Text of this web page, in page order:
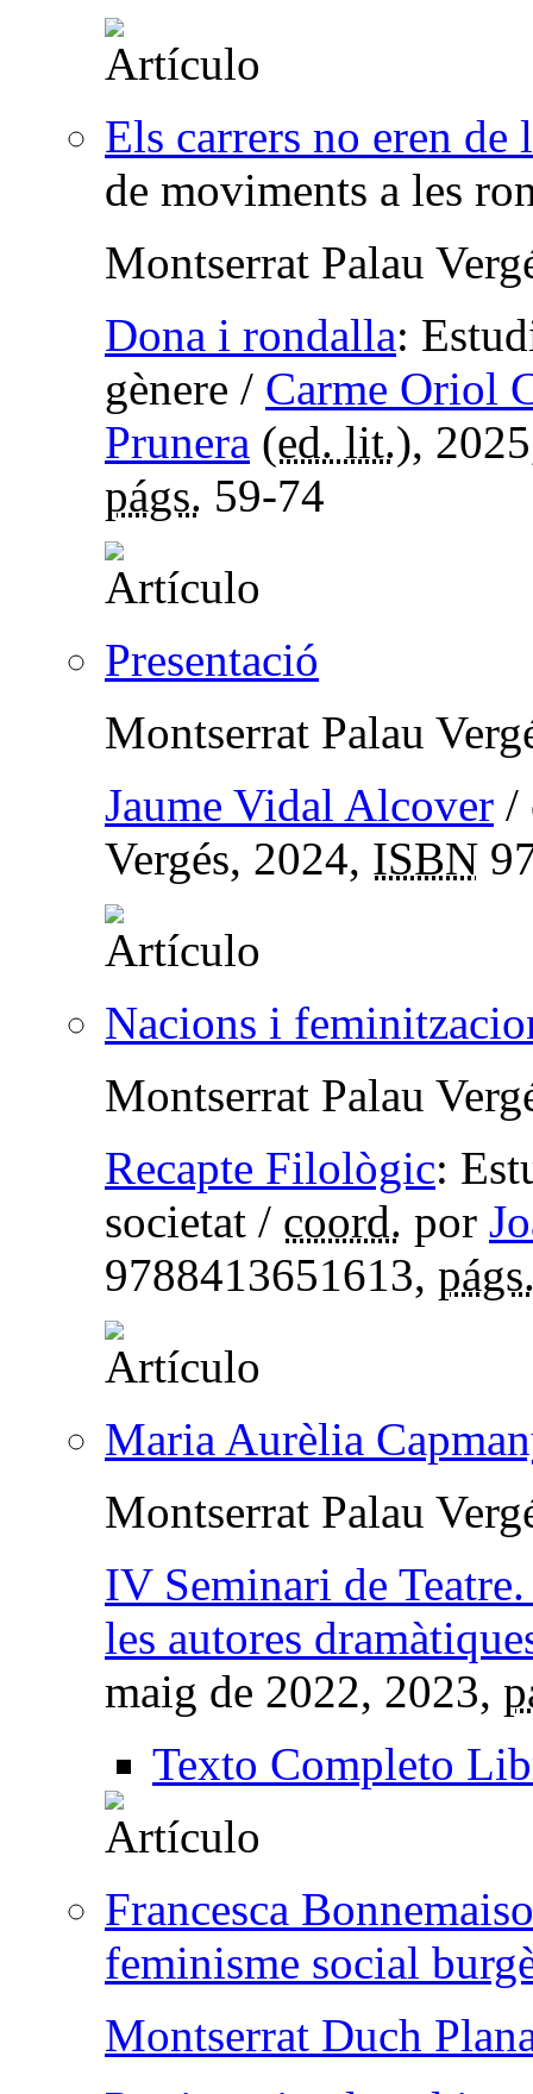
Els carrers no eren de
de moviments a les
Montserrat Palau
Dona i rondalla:
gènere / Carme Oriol
Prunera (ed. lit.),
págs. 59-74
Presentació
Montserrat Palau
Jaume Vidal Alcover /
Vergés, 2024, ISBN
Nacions i
Montserrat Palau
Recapte Filològic:
societat / coord. por
9788413651613,
Maria Aurèlia
Montserrat Palau
IV Seminari de
les autores
maig de 2022, 2023,
Texto Completo
Francesca
feminisme social
Montserrat Duch